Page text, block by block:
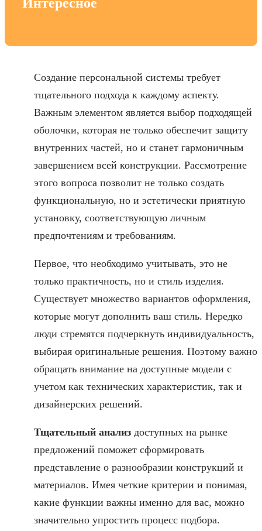
Интересное
Создание персональной системы требует
тщательного подхода к каждому аспекту.
Важным элементом является выбор подходящей
оболочки, которая не только обеспечит защиту
внутренних частей, но и станет гармоничным
завершением всей конструкции. Рассмотрение
этого вопроса позволит не только создать
функциональную, но и эстетически приятную
установку, соответствующую личным
предпочтениям и требованиям.
Первое, что необходимо учитывать, это не
только практичность, но и стиль изделия.
Существует множество вариантов оформления,
которые могут дополнить ваш стиль. Нередко
люди стремятся подчеркнуть индивидуальность,
выбирая оригинальные решения. Поэтому важно
обращать внимание на доступные модели с
учетом как технических характеристик, так и
дизайнерских решений.
Тщательный анализ доступных на рынке
предложений поможет сформировать
представление о разнообразии конструкций и
материалов. Имея четкие критерии и понимая,
какие функции важны именно для вас, можно
значительно упростить процесс подбора.